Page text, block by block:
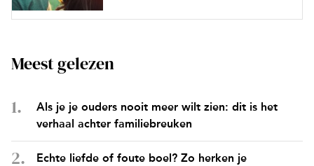
Meest gelezen
Als je je ouders nooit meer wilt zien: dit is het
verhaal achter familiebreuken
Echte liefde of foute boel? Zo herken je